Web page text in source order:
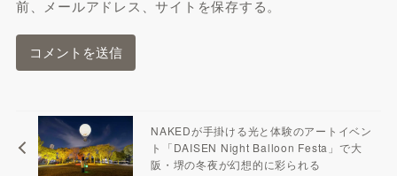
前、メールアドレス、サイトを保存する。
NAKEDが手掛ける光と体験のアートイベン
ト「DAISEN Night Balloon Festa」で大
阪・堺の冬夜が幻想的に彩られる